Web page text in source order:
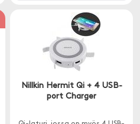
Nillkin Hermit Qi + 4 USB-
port Charger